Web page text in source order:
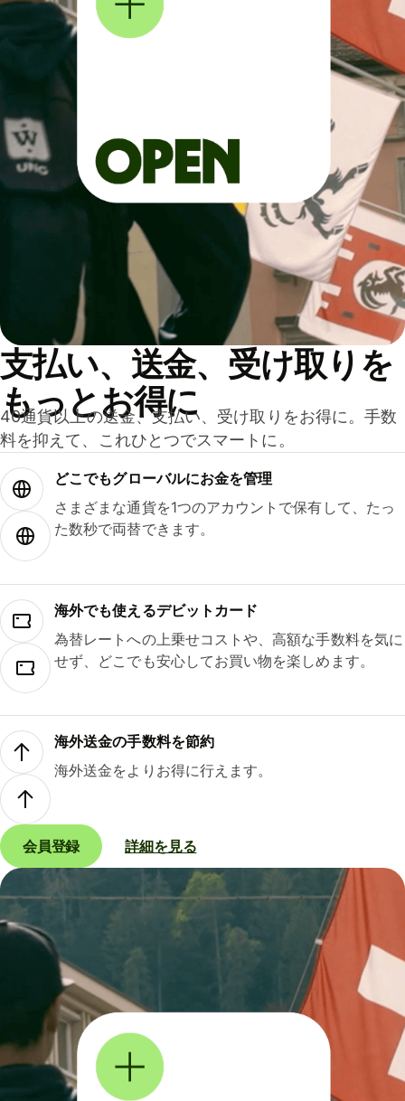
支払い、送金、受け取りを
もっとお得に
40通貨以上の送金、支払い、受け取りをお得に。手数
料を抑えて、これひとつでスマートに。
どこでもグ⁠ロ⁠ー⁠バ⁠ルにお金を管理
さまざまな通貨を1つのアカウントで保有して、たっ
た数秒で両替できます。
海外でも使えるデビットカード
為替レートへの上乗せコストや、高額な手数料を気に
せず、どこでも安心してお買い物を楽しめます。
海外送金の手数料を節約
海外送金をよりお得に行えます。
会員登録 詳細を見る